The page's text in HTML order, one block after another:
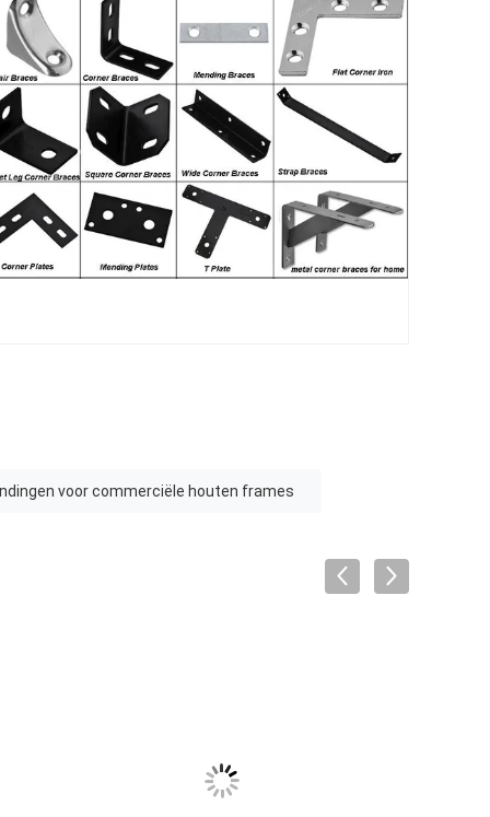
voor commerciële houten frames